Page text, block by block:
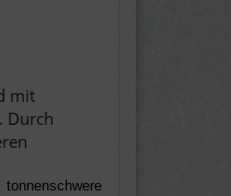
mit
Durch